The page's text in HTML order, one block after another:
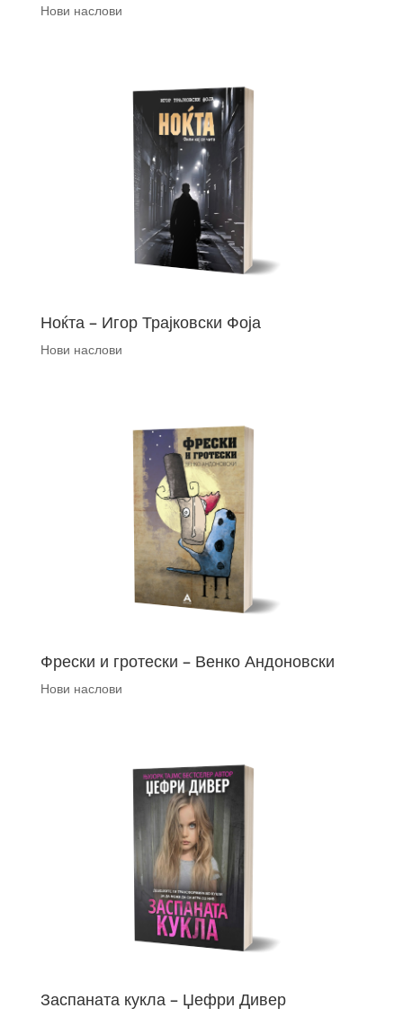
Нови наслови
Ноќта – Игор Трајковски Фоја
Нови наслови
Фрески и гротески – Венко Андоновски
Нови наслови
Заспаната кукла – Џефри Дивер